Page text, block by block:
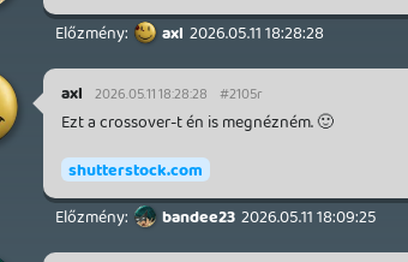
axl 2026.05.11 18:28:28
axl 2026.05.11 18:28:28 #2105r
Ezt a crossover-t én is megnézném. 🙂
shutterstock.com
bandee23 2026.05.11 18:09:25